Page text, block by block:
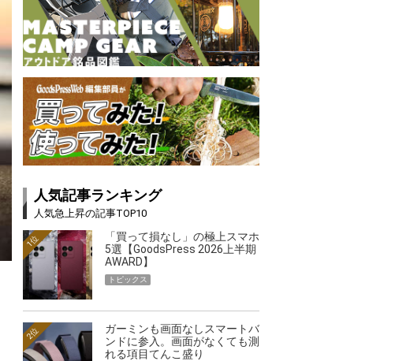
人気記事ランキング
人気急上昇の記事TOP10
「買って損なし」の極上スマホ
5選【GoodsPress 2026上半期
AWARD】
1位
トピックス
ガーミンも画面なしスマートバ
ンドに参入。画面がなくても測
れる項目てんこ盛り
2位